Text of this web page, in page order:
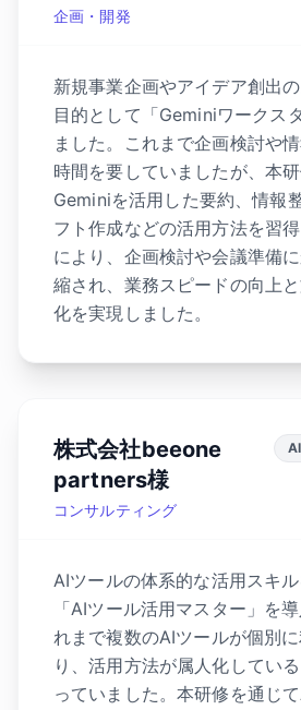
企画・開発
新規事業企画やアイデア創出
目的として「Geminiワークス
ました。これまで企画検討や
時間を要していましたが、本
Geminiを活用した要約、情報
フト作成などの活用方法を習
により、企画検討や会議準備
縮され、業務スピードの向上
化を実現しました。
株式会社beeone
partners様
コンサルティング
AIツールの体系的な活用スキ
「AIツール活用マスター」を
れまで複数のAIツールが個別
り、活用方法が属人化してい
っていました。本研修を通じ